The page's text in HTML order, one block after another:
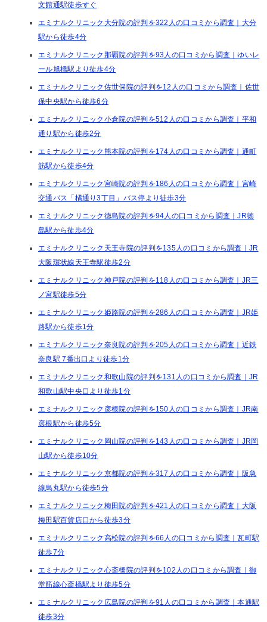
文館通駅徒歩すぐ
エミナルクリニック大分院の評判を322人の口コミから調査｜大分
駅から徒歩4分
エミナルクリニック那覇院の評判を93人の口コミから調査｜ゆいレ
ール旭橋駅より徒歩4分
エミナルクリニック佐世保院の評判を12人の口コミから調査｜佐世
保中央駅から徒歩6分
エミナルクリニック小倉院の評判を512人の口コミから調査｜平和
通り駅から徒歩2分
エミナルクリニック熊本院の評判を174人の口コミから調査｜通町
筋駅から徒歩4分
エミナルクリニック宮崎院の評判を186人の口コミから調査｜宮崎
交通バス「橘通り3丁目」バス停より徒歩3分
エミナルクリニック徳島院の評判を94人の口コミから調査｜JR徳
島駅から徒歩4分
エミナルクリニック天王寺院の評判を135人の口コミから調査｜JR
大阪環状線天王寺駅徒歩2分
エミナルクリニック神戸院の評判を118人の口コミから調査｜JR三
ノ宮駅徒歩5分
エミナルクリニック姫路院の評判を286人の口コミから調査｜JR姫
路駅から徒歩1分
エミナルクリニック奈良院の評判を205人の口コミから調査｜近鉄
奈良駅 7番出口より徒歩1分
エミナルクリニック和歌山院の評判を131人の口コミから調査｜JR
和歌山駅中央口より徒歩1分
エミナルクリニック彦根院の評判を150人の口コミから調査｜JR南
彦根駅から徒歩5分
エミナルクリニック岡山院の評判を143人の口コミから調査｜JR岡
山駅から徒歩10分
エミナルクリニック京都院の評判を317人の口コミから調査｜阪急
線烏丸駅から徒歩5分
エミナルクリニック梅田院の評判を421人の口コミから調査｜大阪
梅田駅百貨店口から徒歩3分
エミナルクリニック高松院の評判を66人の口コミから調査｜瓦町駅
徒歩7分
エミナルクリニック心斎橋院の評判を102人の口コミから調査｜御
堂筋線心斎橋駅より徒歩5分
エミナルクリニック広島院の評判を91人の口コミから調査｜本通駅
徒歩3分